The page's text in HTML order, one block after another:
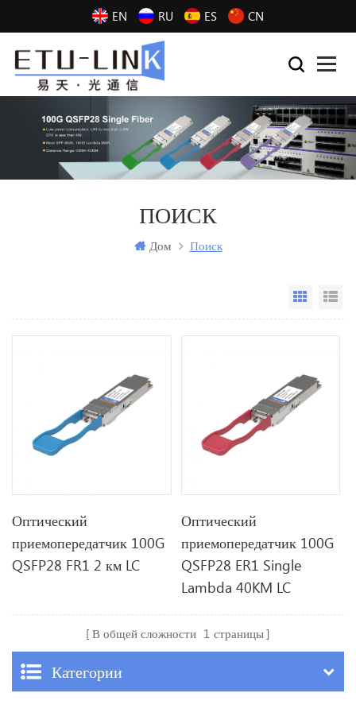
EN RU ES CN
ПОИСК
Дом Поиск
Grid
Оптический
приемопередатчик 100G
QSFP28 FR1 2 км LC
Оптический
приемопередатчик 100G
QSFP28 ER1 Single
Lambda 40KM LC
В общей сложности 1 страницы
Категории